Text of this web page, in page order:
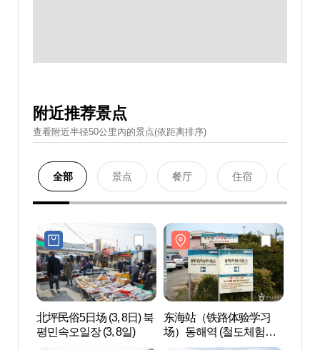
附近推荐景点
查看附近半径50公里內的景点(依距离排序)
全部 景点 餐厅 住宿
北坪民俗5日场 (3, 8日) 북
평민속오일장 (3, 8일)
东海站（铁路体验学习
场）동해역 (철도체험학